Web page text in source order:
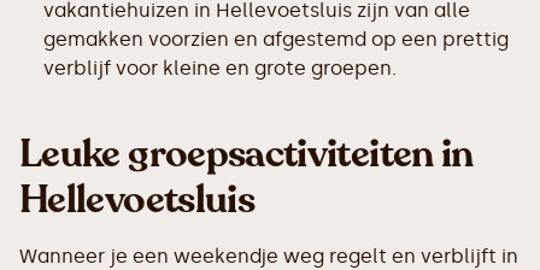
vakantiehuizen in Hellevoetsluis zijn van alle
gemakken voorzien en afgestemd op een prettig
verblijf voor kleine en grote groepen.
Leuke groepsactiviteiten in
Hellevoetsluis
Wanneer je een weekendje weg regelt en verblijft in